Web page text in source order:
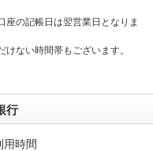
座の記帳日は翌営業日となりま
ない時間帯もございます。
行
用時間